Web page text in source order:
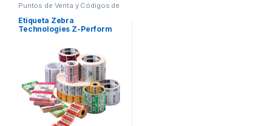
Puntos de Venta y Códigos de
Suministros POS Retail y
Auto ID
Etiqueta Zebra
Technologies Z-Perform